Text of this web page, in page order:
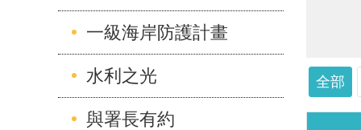
一級海岸防護計畫
水利之光
與署長有約
全部